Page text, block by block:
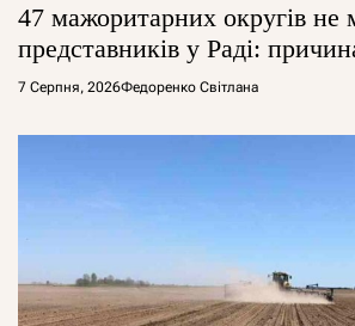
47 мажоритарних округів не
представників у Раді:
7 Серпня, 2026Федоренко Світлана